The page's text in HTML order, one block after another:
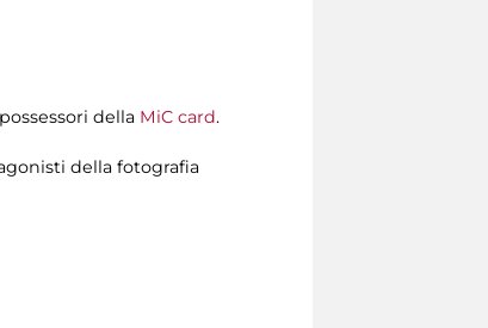
della MiC card.
della fotografia